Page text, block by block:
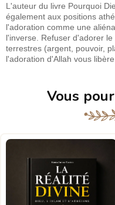
L'auteur du livre Pourquoi
également aux positions
l'adoration comme une
l'inverse. Refuser d'adorer
terrestres (argent, pouvoir,
l'adoration d'Allah vous
Vous